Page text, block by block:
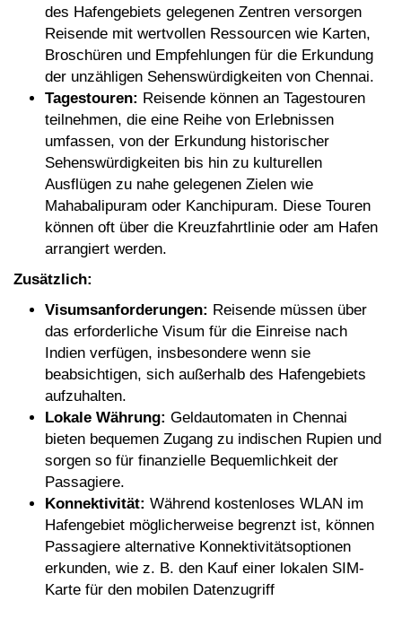
des Hafengebiets gelegenen Zentren versorgen
Reisende mit wertvollen Ressourcen wie Karten,
Broschüren und Empfehlungen für die Erkundung
der unzähligen Sehenswürdigkeiten von Chennai.
Tagestouren: Reisende können an Tagestouren
teilnehmen, die eine Reihe von Erlebnissen
umfassen, von der Erkundung historischer
Sehenswürdigkeiten bis hin zu kulturellen
Ausflügen zu nahe gelegenen Zielen wie
Mahabalipuram oder Kanchipuram. Diese Touren
können oft über die Kreuzfahrtlinie oder am Hafen
arrangiert werden.
Zusätzlich:
Visumsanforderungen: Reisende müssen über
das erforderliche Visum für die Einreise nach
Indien verfügen, insbesondere wenn sie
beabsichtigen, sich außerhalb des Hafengebiets
aufzuhalten.
Lokale Währung: Geldautomaten in Chennai
bieten bequemen Zugang zu indischen Rupien und
sorgen so für finanzielle Bequemlichkeit der
Passagiere.
Konnektivität: Während kostenloses WLAN im
Hafengebiet möglicherweise begrenzt ist, können
Passagiere alternative Konnektivitätsoptionen
erkunden, wie z. B. den Kauf einer lokalen SIM-
Karte für den mobilen Datenzugriff